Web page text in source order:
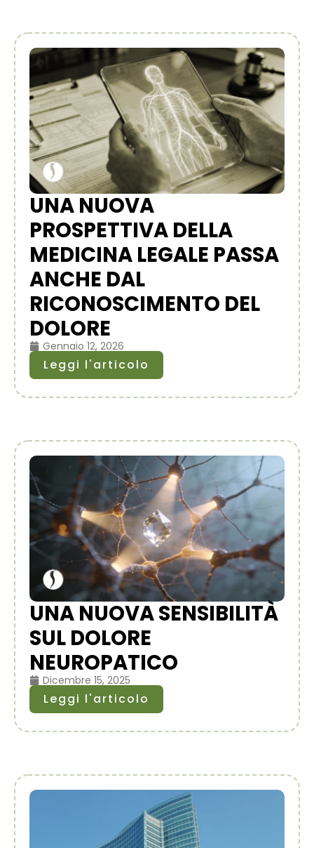
UNA NUOVA
PROSPETTIVA DELLA
MEDICINA LEGALE PASSA
ANCHE DAL
RICONOSCIMENTO DEL
DOLORE
Gennaio 12, 2026
Leggi l'articolo
UNA NUOVA SENSIBILITÀ
SUL DOLORE
NEUROPATICO
Dicembre 15, 2025
Leggi l'articolo